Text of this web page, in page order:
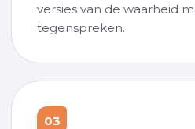
versies van de waarheid
tegenspreken.
03